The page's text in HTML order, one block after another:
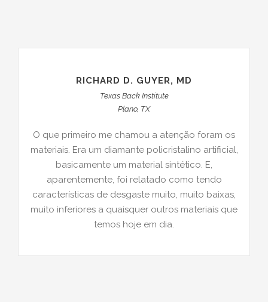
RICHARD D. GUYER, MD
Texas Back Institute
Plano, TX
O que primeiro me chamou a atenção foram os
materiais. Era um diamante policristalino artificial,
basicamente um material sintético. E,
aparentemente, foi relatado como tendo
características de desgaste muito, muito baixas,
muito inferiores a quaisquer outros materiais que
temos hoje em dia.